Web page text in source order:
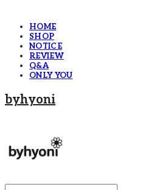
HOME
SHOP
NOTICE
REVIEW
Q&A
ONLY YOU
byhyoni